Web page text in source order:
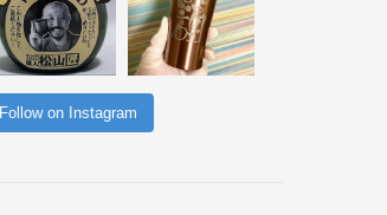
Follow on Instagram